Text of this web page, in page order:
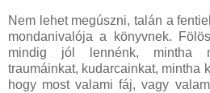
Nem lehet megúszni, talán a
mondanivalója a könyvnek.
mindig jól lennénk, mintha
traumáinkat, kudarcainkat, mintha
hogy most valami fáj, vagy